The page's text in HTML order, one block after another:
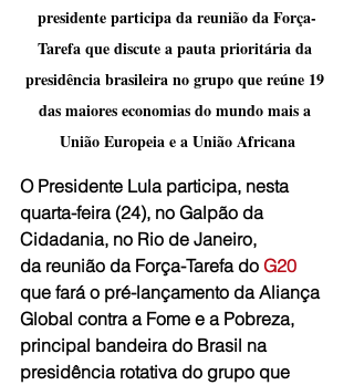
presidente participa da reunião da Força-
Tarefa que discute a pauta prioritária da
presidência brasileira no grupo que reúne 19
das maiores economias do mundo mais a
União Europeia e a União Africana
O Presidente Lula participa, nesta
quarta-feira (24), no Galpão da
Cidadania, no Rio de Janeiro,
da reunião da Força-Tarefa do G20
que fará o pré-lançamento da Aliança
Global contra a Fome e a Pobreza,
principal bandeira do Brasil na
presidência rotativa do grupo que